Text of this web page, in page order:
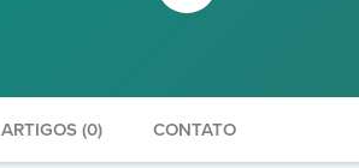
ARTIGOS (0) CONTATO